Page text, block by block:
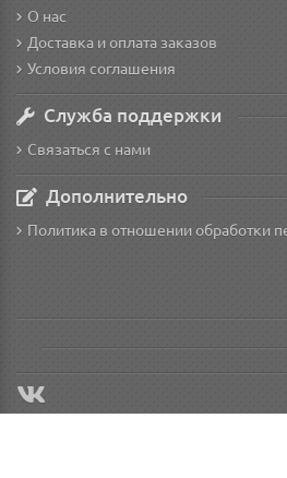
О нас
Доставка и оплата заказов
Условия соглашения
Служба поддержки
Связаться с нами
Дополнительно
Политика в отношении обработки